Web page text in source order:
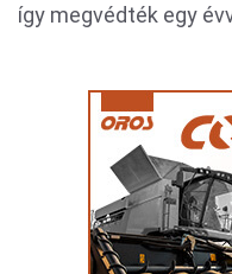
így megvédték egy